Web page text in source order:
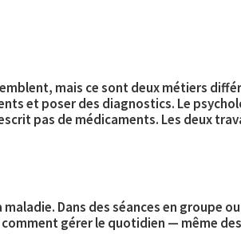
mais ce sont deux métiers
et poser des diagnostics. Le
pas de médicaments. Les deux
maladie. Dans des séances en
gérer le quotidien — même